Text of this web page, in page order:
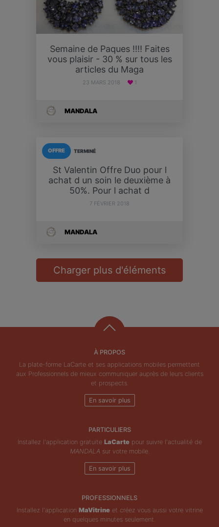
Semaine de Paques !!!! Faites
vous plaisir - 30 % sur tous les
articles du Maga
23 MARS 2018 1
MANDALA
TERMINÉ
OFFRE
St Valentin Offre Duo pour l
achat d un soin le deuxième à
50%. Pour l achat d
7 FÉVRIER 2018
MANDALA
Charger plus d'éléments
À PROPOS
La plate-forme LaCarte et ses applications mobiles permettent
aux Professionnels de mieux communiquer auprès de leurs clients
et prospects.
En savoir plus
PARTICULIERS
Installez l'application gratuite LaCartepour suivre l'actualité de
MANDALA sur votre mobile.
En savoir plus
PROFESSIONNELS
Installez l'application MaVitrineet créez vous aussi votre vitrine
en quelques minutes seulement.